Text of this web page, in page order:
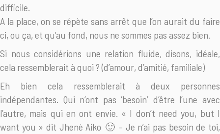
difficile.
A la place, on se répète sans arrêt que l’on aurait du faire
ci, ou ça, et qu’au fond, nous ne sommes pas assez bien.
Si nous considérions une relation fluide, disons, idéale,
cela ressemblerait à quoi ? (d’amour, d’amitié, familiale)
Eh bien cela ressemblerait à deux personnes
indépendantes. Qui n’ont pas ‘besoin’ d’être l’une avec
l’autre, mais qui en ont envie. « I don’t need you, but I
want you » dit Jhené Aiko 🙂 – Je n’ai pas besoin de toi,